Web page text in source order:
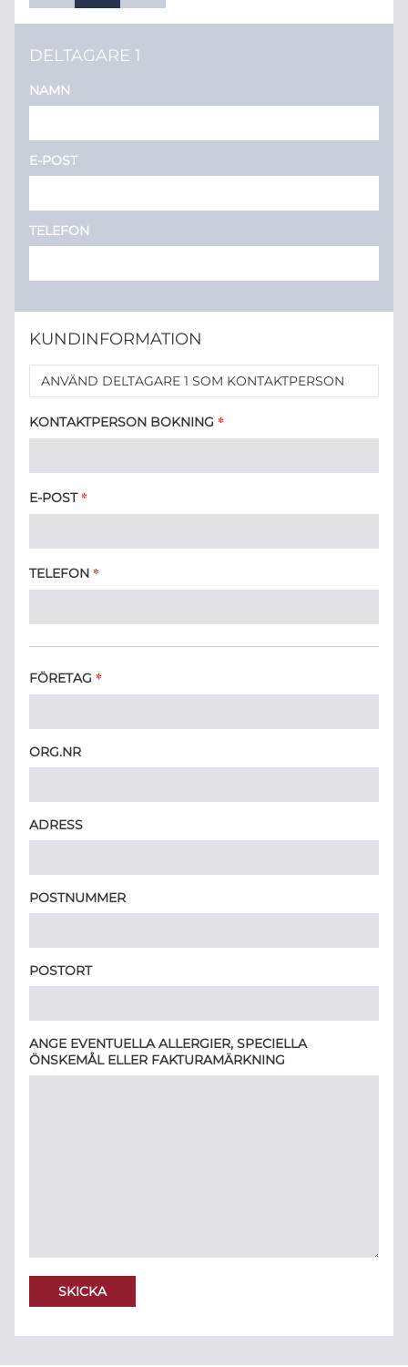
DELTAGARE 1
NAMN
E-POST
TELEFON
KUNDINFORMATION
ANVÄND DELTAGARE 1 SOM KONTAKTPERSON
KONTAKTPERSON BOKNING *
E-POST *
TELEFON *
FÖRETAG *
ORG.NR
ADRESS
POSTNUMMER
POSTORT
ANGE EVENTUELLA ALLERGIER, SPECIELLA
ÖNSKEMÅL ELLER FAKTURAMÄRKNING